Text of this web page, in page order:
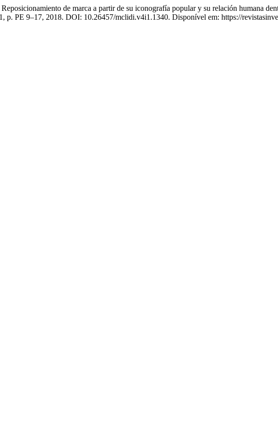
de marca a partir de su iconografía popular y su relación humana
p. PE 9–17, 2018. DOI: 10.26457/mclidi.v4i1.1340. Disponível em: https://